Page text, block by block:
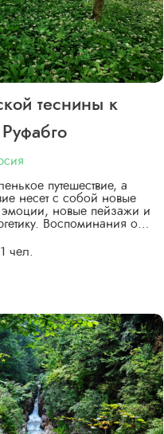
теснины к
путешествие, а
несет с собой новые
эмоции, новые пейзажи и
Воспоминания о…
чел.